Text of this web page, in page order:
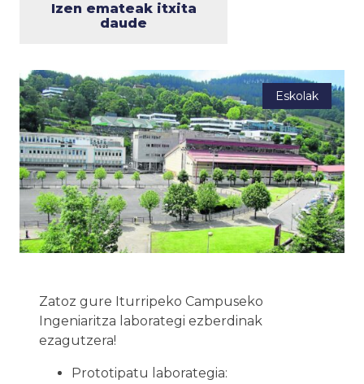
Izen emateak itxita
daude
Eskolak
Zatoz gure Iturripeko Campuseko
Ingeniaritza laborategi ezberdinak
ezagutzera!
Prototipatu laborategia: